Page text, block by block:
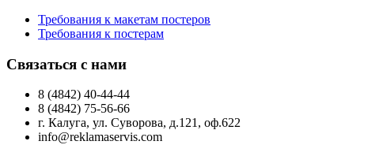
Требования к макетам постеров
Требования к постерам
Связаться с нами
8 (4842) 40-44-44
8 (4842) 75-56-66
г. Калуга, ул. Суворова, д.121, оф.622
info@reklamaservis.com